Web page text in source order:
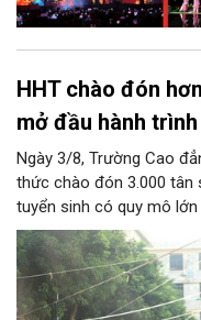
HHT chào đón
mở đầu hành
Ngày 3/8, Trường Cao
thức chào đón 3.000 tân
tuyển sinh có quy mô
bước chuyển mình quan